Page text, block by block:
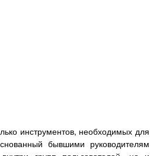
инструментов, необходимых для
бывшими руководителям